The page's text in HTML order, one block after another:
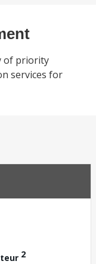
of priority
services for
2